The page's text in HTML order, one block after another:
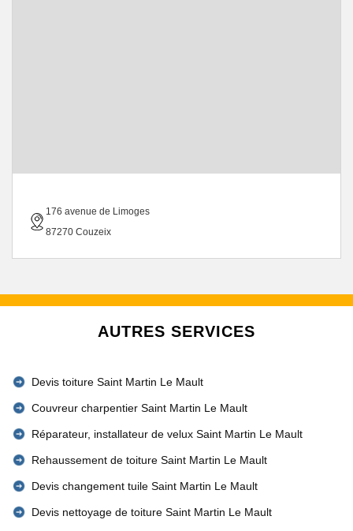
176 avenue de Limoges
87270 Couzeix
AUTRES SERVICES
Devis toiture Saint Martin Le Mault
Couvreur charpentier Saint Martin Le Mault
Réparateur, installateur de velux Saint Martin Le Mault
Rehaussement de toiture Saint Martin Le Mault
Devis changement tuile Saint Martin Le Mault
Devis nettoyage de toiture Saint Martin Le Mault